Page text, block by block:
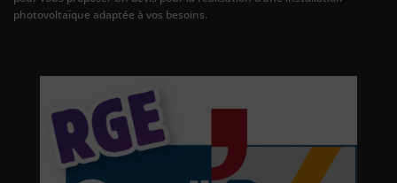
photovoltaïque adaptée à vos besoins.